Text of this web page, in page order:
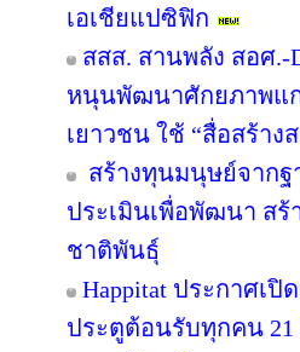
เอเชียแปซิฟิก
สสส. สานพลัง สอศ.-
หนุนพัฒนาศักยภาพแก
เยาวชน ใช้ “สื่อสร้าง
สร้างทุนมนุษย์จากฐ
ประเมินเพื่อพัฒนา ส
ชาติพันธุ์
Happitat ประกาศเ
ประตูต้อนรับทุกคน